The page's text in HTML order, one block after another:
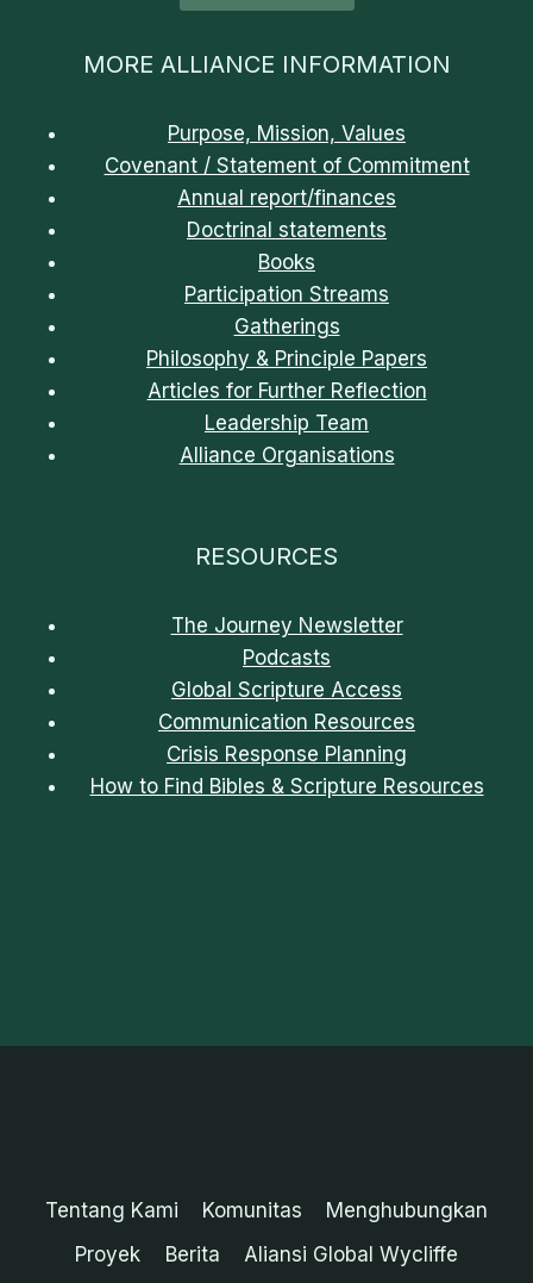
MORE ALLIANCE INFORMATION
Purpose, Mission, Values
Covenant / Statement of Commitment
Annual report/finances
Doctrinal statements
Books
Participation Streams
Gatherings
Philosophy & Principle Papers
Articles for Further Reflection
Leadership Team
Alliance Organisations
RESOURCES
The Journey Newsletter
Podcasts
Global Scripture Access
Communication Resources
Crisis Response Planning
How to Find Bibles & Scripture Resources
Tentang Kami Komunitas
Menghubungkan
Proyek
Berita Aliansi Global Wycliffe